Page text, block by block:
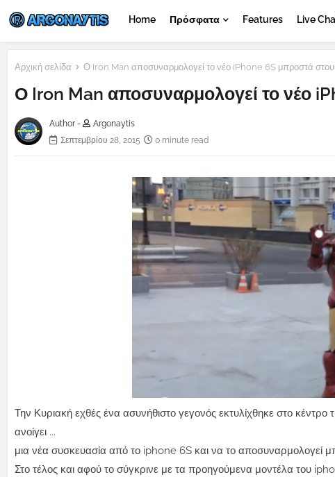
Home Πρόσφατα Features Live
Αρχική σελίδα Ο Iron Man αποσυναρμολογεί το νέο iPhone 6S μπροστά
Ο Iron Man αποσυναρμολογεί το νέο
Author -
Argonaytis
Σεπτεμβρίου 28, 2015
0 minute read
Την Κυριακή εχθές ένα ασυνήθιστο γεγονός εκτυλίχθηκε στο
ανοίγει ...
μια νέα συσκευασία από το iphone 6S και να το αποσυναρμολογεί
Στο τέλος και αφού το σύγκρινε με τα προηγούμενα μοντέλα του